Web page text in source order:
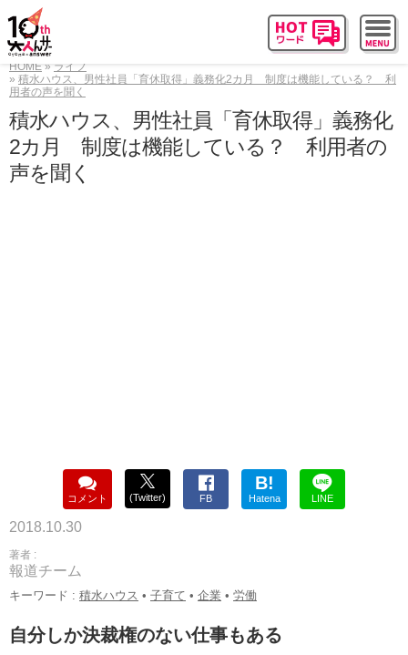
HOME
ライフ
積水ハウス、男性社員「育休取得」義務化2カ月 制度は機能している？ 利
用者の声を聞く
積水ハウス、男性社員「育休取得」義務化
2カ月 制度は機能している？ 利用者の
声を聞く
コメント (Twitter) FB
B!
Hatena LINE
2018.10.30
著者 :
報道チーム
キーワード : 積水ハウス • 子育て • 企業 • 労働
自分しか決裁権のない仕事もある